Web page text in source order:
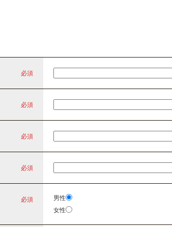
必須
必須
必須
必須
必須
男性
女性